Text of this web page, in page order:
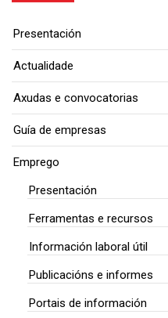
Presentación
Actualidade
Axudas e convocatorias
Guía de empresas
Emprego
Presentación
Ferramentas e recursos
Información laboral útil
Publicacións e informes
Portais de información